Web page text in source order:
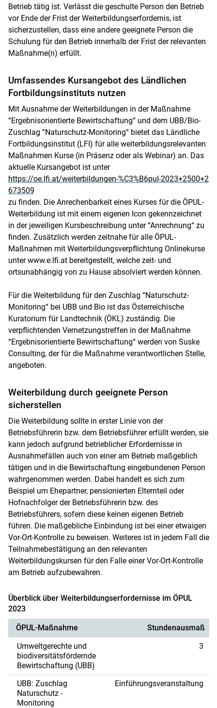
Skip to main content
Betrieb tätig ist. Verlässt die geschulte Person den Betrieb
vor Ende der Frist der Weiterbildungserfordernis, ist
sicherzustellen, dass eine andere geeignete Person die
Schulung für den Betrieb innerhalb der Frist der relevanten
Maßnahme(n) erfüllt.
Umfassendes Kursangebot des Ländlichen
Fortbildungsinstituts nutzen
Mit Ausnahme der Weiterbildungen in der Maßnahme
“Ergebnisorientierte Bewirtschaftung“ und dem UBB/Bio-
Zuschlag “Naturschutz-Monitoring“ bietet das Ländliche
Fortbildungsinstitut (LFI) für alle weiterbildungsrelevanten
Maßnahmen Kurse (in Präsenz oder als Webinar) an. Das
aktuelle Kursangebot ist unter
https://oe.lfi.at/weiterbildungen-%C3%B6pul-2023+2500+2
673509
zu finden. Die Anrechenbarkeit eines Kurses für die ÖPUL-
Weiterbildung ist mit einem eigenen Icon gekennzeichnet
in der jeweiligen Kursbeschreibung unter “Anrechnung“ zu
finden. Zusätzlich werden zeitnahe für alle ÖPUL-
Maßnahmen mit Weiterbildungsverpflichtung Onlinekurse
unter www.e.lfi.at bereitgestellt, welche zeit- und
ortsunabhängig von zu Hause absolviert werden können.
Für die Weiterbildung für den Zuschlag “Naturschutz-
Monitoring“ bei UBB und Bio ist das Österreichische
Kuratorium für Landtechnik (ÖKL) zuständig. Die
verpflichtenden Vernetzungstreffen in der Maßnahme
“Ergebnisorientierte Bewirtschaftung“ werden von Suske
Consulting, der für die Maßnahme verantwortlichen Stelle,
angeboten.
Weiterbildung durch geeignete Person
sicherstellen
Die Weiterbildung sollte in erster Linie von der
Betriebsführerin bzw. dem Betriebsführer erfüllt werden, sie
kann jedoch aufgrund betrieblicher Erfordernisse in
Ausnahmefällen auch von einer am Betrieb maßgeblich
tätigen und in die Bewirtschaftung eingebundenen Person
wahrgenommen werden. Dabei handelt es sich zum
Beispiel um Ehepartner, pensionierten Elternteil oder
Hofnachfolger der Betriebsführerin bzw. des
Betriebsführers, sofern diese keinen eigenen Betrieb
führen. Die maßgebliche Einbindung ist bei einer etwaigen
Vor-Ort-Kontrolle zu beweisen. Weiteres ist in jedem Fall die
Teilnahmebestätigung an den relevanten
Weiterbildungskursen für den Falle einer Vor-Ort-Kontrolle
am Betrieb aufzubewahren.
Überblick über Weiterbildungserfordernisse im ÖPUL
2023
ÖPUL-Maßnahme
Stundenausmaß
Umweltgerechte und
biodiversitätsfördernde
Bewirtschaftung (UBB)
3
UBB: Zuschlag
Naturschutz -
Monitoring
Einführungsveranstaltung